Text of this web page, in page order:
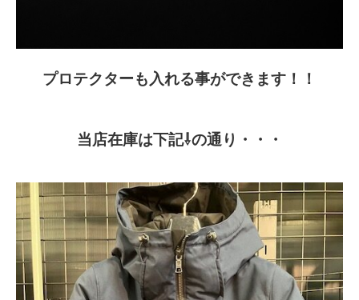
プロテクターも入れる事ができます！！
当店在庫は下記⇩の通り・・・